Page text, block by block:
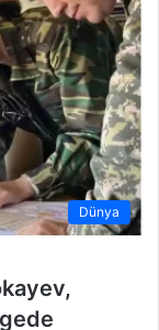
Dünya